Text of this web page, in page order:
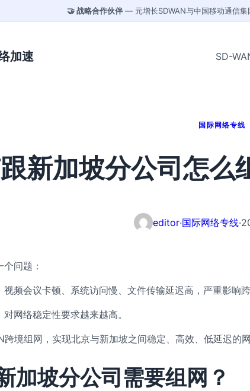
🤝 战略合作伙伴— 元增长SDWAN与中国移动通信集
加速 SD-
国际网络专线
新加坡分公司怎么
editor·国际网络专线·
问题：
频会议卡顿、系统访问慢、文件传输延迟高，严重影响跨
网络稳定性要求越来越高。
境组网，实现北京与新加坡之间稳定、高效、低延迟的网
加坡分公司需要组网？